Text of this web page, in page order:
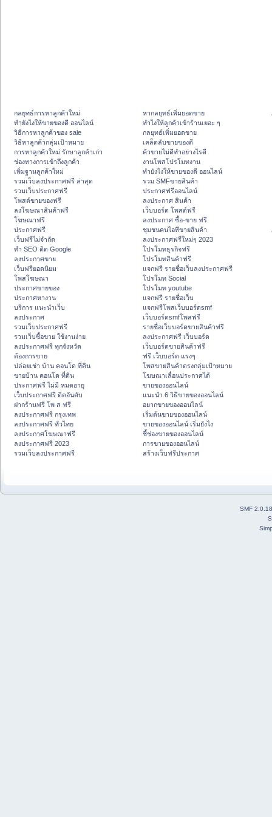
กลยุทธ์การหาลูกค้าใหม่
ทํายังไงให้ขายของดี ออนไลน์
วิธีการหาลูกค้าของ sale
วิธีหาลูกค้ากลุ่มเป้าหมาย
การหาลูกค้าใหม่ รักษาลูกค้าเก่า
ช่องทางการเข้าถึงลูกค้า
เพิ่มฐานลูกค้าใหม่
รวมเว็บลงประกาศฟรี ล่าสุด
รวมเว็บประกาศฟรี
โพสต์ขายของฟรี
ลงโฆษณาสินค้าฟรี
โฆษณาฟรี
ประกาศฟรี
เว็บฟรีไม่จำกัด
ทำ SEO ติด Google
ลงประกาศขาย
เว็บฟรียอดนิยม
โพสโฆษณา
ประกาศขายของ
ประกาศหางาน
บริการ แนะนำเว็บ
ลงประกาศ
รวมเว็บประกาศฟรี
รวมเว็บซื้อขาย ใช้งานง่าย
ลงประกาศฟรี ทุกจังหวัด
ต้องการขาย
ปล่อยเช่า บ้าน คอนโด ที่ดิน
ขายบ้าน คอนโด ที่ดิน
ประกาศฟรี ไม่มี หมดอายุ
เว็บประกาศฟรี ติดอันดับ
ฝากร้านฟรี โพ ส ฟรี
ลงประกาศฟรี กรุงเทพ
ลงประกาศฟรี ทั่วไทย
ลงประกาศโฆษณาฟรี
ลงประกาศฟรี 2023
รวมเว็บลงประกาศฟรี
หากลยุทธ์เพิ่มยอดขาย
ทําไงให้ลูกค้าเข้าร้านเยอะ ๆ
กลยุทธ์เพิ่มยอดขาย
เคล็ดลับขายของดี
ค้าขายไม่ดีทำอย่างไรดี
งานโพสโปรโมทงาน
ทํายังไงให้ขายของดี ออนไลน์
รวม SMFขายสินค้า
ประกาศฟรีออนไลน์
ลงประกาศ สินค้า
เว็บบอร์ด โพสต์ฟรี
ลงประกาศ ซื้อ-ขาย ฟรี
ชุมชนคนไอทีขายสินค้า
ลงประกาศฟรีใหม่ๆ 2023
โปรโมทธุรกิจฟรี
โปรโมทสินค้าฟรี
แจกฟรี รายชื่อเว็บลงประกาศฟรี
โปรโมท Social
โปรโมท youtube
แจกฟรี รายชื่อเว็บ
แจกฟรีโพสเว็บบอร์ดsmf
เว็บบอร์ดsmfโพสฟรี
รายชื่อเว็บบอร์ดขายสินค้าฟรี
ลงประกาศฟรี เว็บบอร์ด
เว็บบอร์ดขายสินค้าฟรี
ฟรี เว็บบอร์ด แรงๆ
โพสขายสินค้าตรงกลุ่มเป้าหมาย
โฆษณาเลื่อนประกาศได้
ขายของออนไลน์
แนะนำ 6 วิธีขายของออนไลน์
อยากขายของออนไลน์
เริ่มต้นขายของออนไลน์
ขายของออนไลน์ เริ่มยังไง
ชี้ช่องขายของออนไลน์
การขายของออนไลน์
สร้างเว็บฟรีประกาศ
SMF 2.0.18